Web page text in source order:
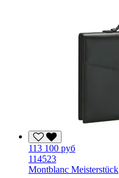
113 100 руб
114523
Montblanc Meisterstück